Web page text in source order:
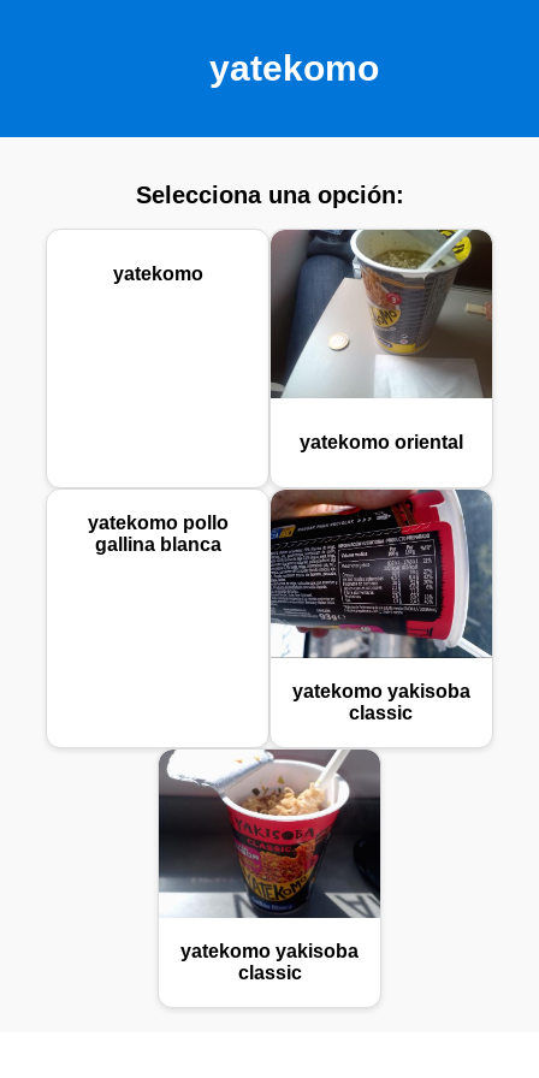
yatekomo
Selecciona una opción:
yatekomo
yatekomo oriental
yatekomo pollo
gallina blanca
yatekomo yakisoba
classic
yatekomo yakisoba
classic